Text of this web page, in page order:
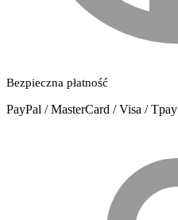
Bezpieczna płatność
PayPal / MasterCard / Visa / Tpay